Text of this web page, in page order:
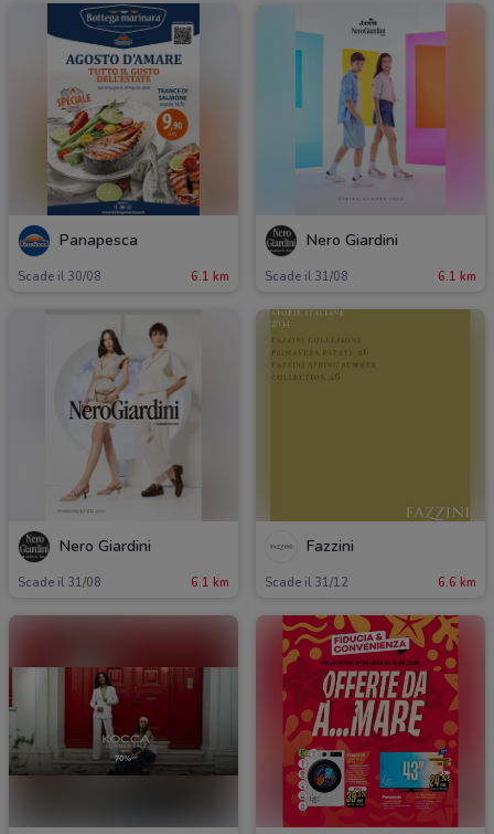
Panapesca
Scade il 30/08 6.1 km
Nero Giardini
Scade il 31/08 6.1 km
Nero Giardini
Scade il 31/08 6.1 km
Fazzini
Scade il 31/12 6.6 km